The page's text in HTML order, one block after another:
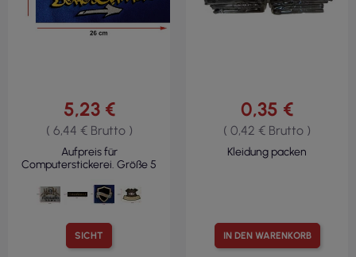
SICHT
5,23 €
( 6,44 € Brutto )
Aufpreis für
Computerstickerei. Größe 5
IN DEN WARENKORB
0,35 €
( 0,42 € Brutto )
Kleidung packen